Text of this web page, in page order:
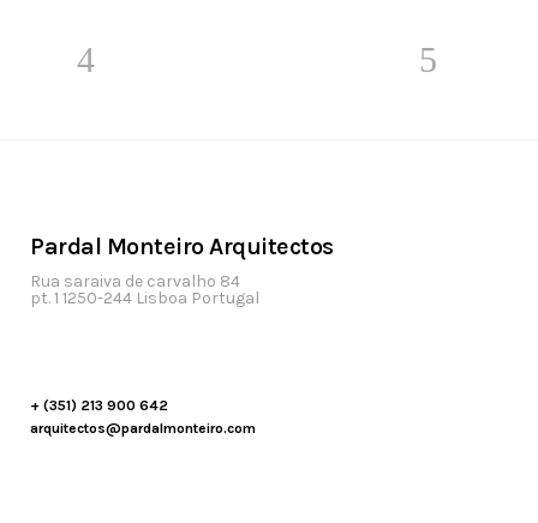
Pardal Monteiro Arquitectos
Rua saraiva de carvalho 84
pt. 1 1250-244 Lisboa Portugal
+ (351) 213 900 642
arquitectos@pardalmonteiro.com